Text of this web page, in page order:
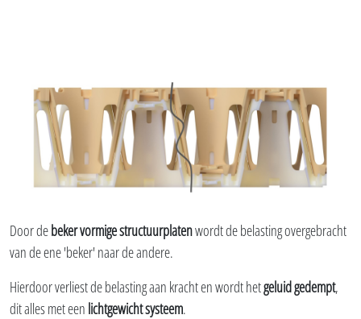
Door debeker vormige structuurplatenwordt de belasting overgebracht
van de ene 'beker' naar de andere.
Hierdoor verliest de belasting aan kracht en wordt hetgeluid gedempt,
dit alles met een lichtgewicht systeem.